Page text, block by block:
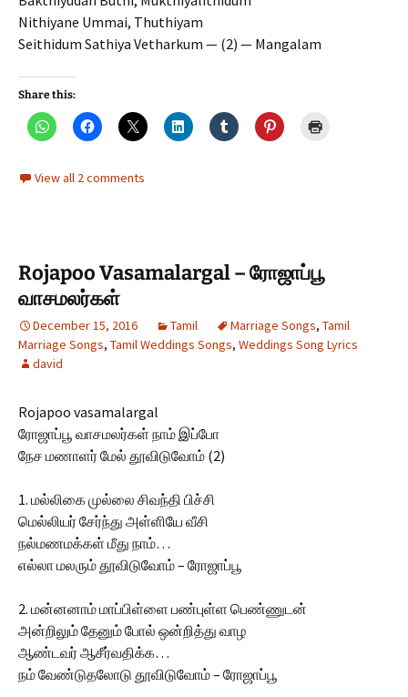
Nithiyane Ummai, Thuthiyam
Seithidum Sathiya Vetharkum — (2) — Mangalam
Share this:
View all 2 comments
Rojapoo Vasamalargal – ரோஜாப்பூ
வாசமலர்கள்
December 15, 2016 Tamil Marriage Songs, Tamil
Marriage Songs, Tamil Weddings Songs, Weddings Song Lyrics
david
Rojapoo vasamalargal
ரோஜாப்பூ வாசமலர்கள் நாம் இப்போ
நேச மணாளர் மேல் தூவிடுவோம் (2)
1. மல்லிகை முல்லை சிவந்தி பிச்சி
மெல்லியர் சேர்ந்து அள்ளியே வீசி
நல்மணமக்கள் மீது நாம்…
எல்லா மலரும் தூவிடுவோம் – ரோஜாப்பூ
2. மன்னனாம் மாப்பிள்ளை பண்புள்ள பெண்ணுடன்
அன்றிலும் தேனும் போல் ஒன்றித்து வாழ
ஆண்டவர் ஆசீர்வதிக்க…
நம் வேண்டுதலோடு தூவிடுவோம் – ரோஜாப்பூ